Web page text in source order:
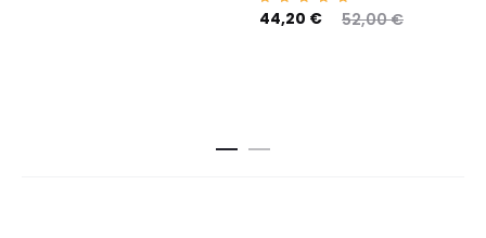
Įvertin
imas:
52,00€
44,20 €